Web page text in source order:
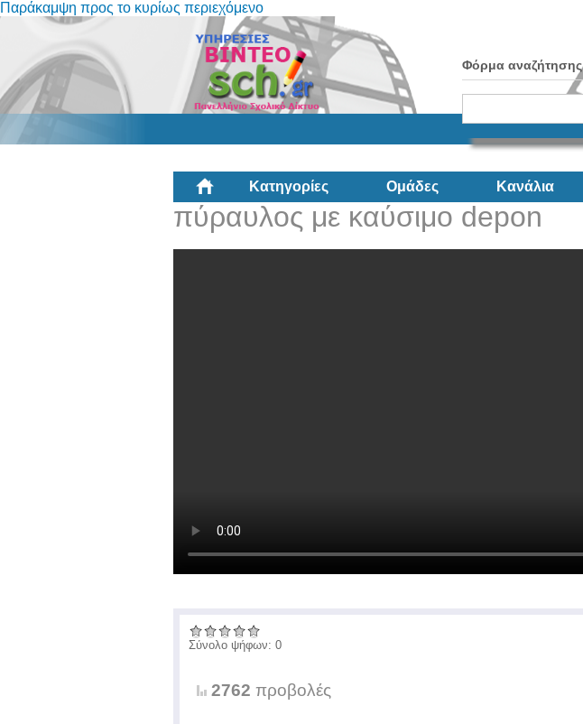
Παράκαμψη προς το κυρίως περιεχόμενο
Φόρμα αναζήτησης
Κατηγορίες Ομάδες Κανάλια
πύραυλος με καύσιμο depon
Σύνολο ψήφων: 0
2762 προβολές